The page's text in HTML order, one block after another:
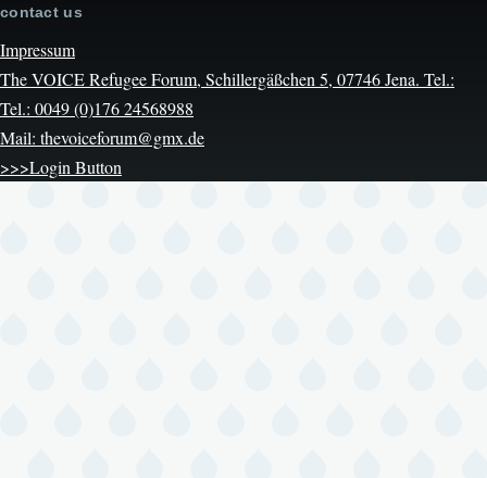
contact us
Impressum
The VOICE Refugee Forum, Schillergäßchen 5, 07746 Jena. Tel.:
Tel.: 0049 (0)176 24568988
Mail: thevoiceforum@gmx.de
>>>Login Button